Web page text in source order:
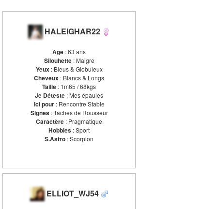
HALEIGHAR22
Age : 63 ans
Silouhette: Maigre
Yeux : Bleus & Globuleux
Cheveux : Blancs & Longs
Taille : 1m65 / 68kgs
Je Déteste : Mes épaules
Ici pour: Rencontre Stable
Signes: Taches de Rousseur
Caractère : Pragmatique
Hobbies : Sport
S.Astro : Scorpion
ELLIOT_WJ54